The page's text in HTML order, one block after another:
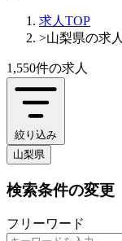
求人TOP
>山梨県の求人
1,550件の求人
絞り込み
山梨県
検索条件の変更
フリーワード